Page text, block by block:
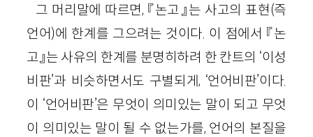
그 머리말에 따르면, 『논고』는 사고의 표현(즉
언어)에 한계를 그으려는 것이다. 이 점에서 『논
고』는 사유의 한계를 분명히하려 한 칸트의 ‘이성
비판’과 비슷하면서도 구별되게, ‘언어비판’이다.
이 ‘언어비판’은 무엇이 의미있는 말이 되고 무엇
이 의미있는 말이 될 수 없는가를, 언어의 본질을